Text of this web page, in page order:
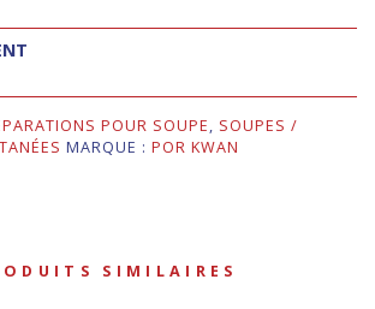
POUR SOUPE, SOUPES /
MARQUE : POR KWAN
SIMILAIRES